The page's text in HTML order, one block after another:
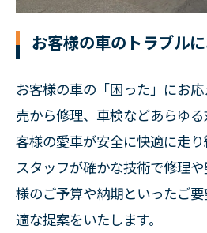
お客様の車のトラブル
お客様の車の「困った」にお
売から修理、車検などあらゆ
客様の愛車が安全に快適に走
スタッフが確かな技術で修理
様のご予算や納期といったご
適な提案をいたします。